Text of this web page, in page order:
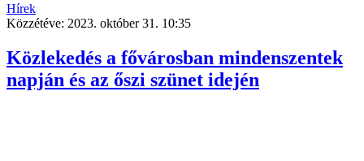
Hírek
Közzétéve: 2023. október 31. 10:35
Közlekedés a fővárosban mindenszentek
napján és az őszi szünet idején